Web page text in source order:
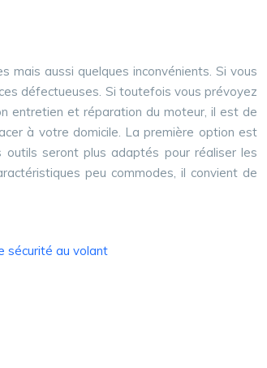
mais aussi quelques inconvénients. Si vous
défectueuses. Si toutefois vous prévoyez
entretien et réparation du moteur, il est de
à votre domicile. La première option est
seront plus adaptés pour réaliser les
peu commodes, il convient de
sécurité au volant